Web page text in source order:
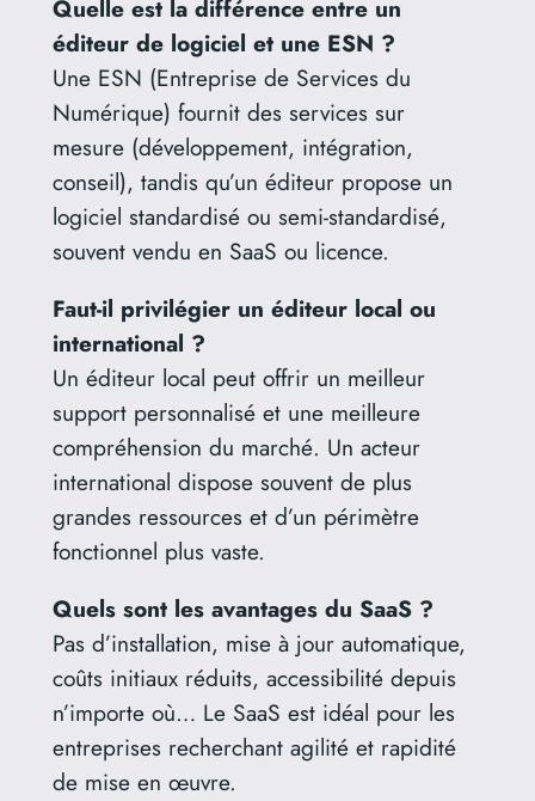
Quelle est la différence entre un
éditeur de logiciel et une ESN ?
Une ESN (Entreprise de Services du
Numérique) fournit des services sur
mesure (développement, intégration,
conseil), tandis qu’un éditeur propose un
logiciel standardisé ou semi-standardisé,
souvent vendu en SaaS ou licence.
Faut-il privilégier un éditeur local ou
international ?
Un éditeur local peut offrir un meilleur
support personnalisé et une meilleure
compréhension du marché. Un acteur
international dispose souvent de plus
grandes ressources et d’un périmètre
fonctionnel plus vaste.
Quels sont les avantages du SaaS ?
Pas d’installation, mise à jour automatique,
coûts initiaux réduits, accessibilité depuis
n’importe où… Le SaaS est idéal pour les
entreprises recherchant agilité et rapidité
de mise en œuvre.